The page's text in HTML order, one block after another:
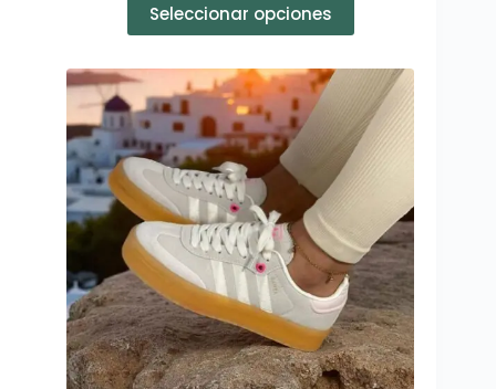
Seleccionar opciones
producto
tiene
variantes.
Las
opciones
se
pueden
elegir
en
la
página
de
producto